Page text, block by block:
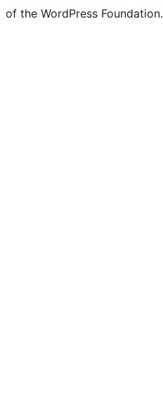
of the WordPress Foundation.